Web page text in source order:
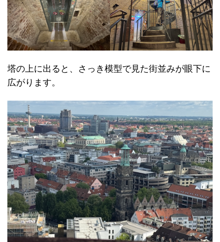
塔の上に出ると、さっき模型で見た街並みが眼下に
広がります。